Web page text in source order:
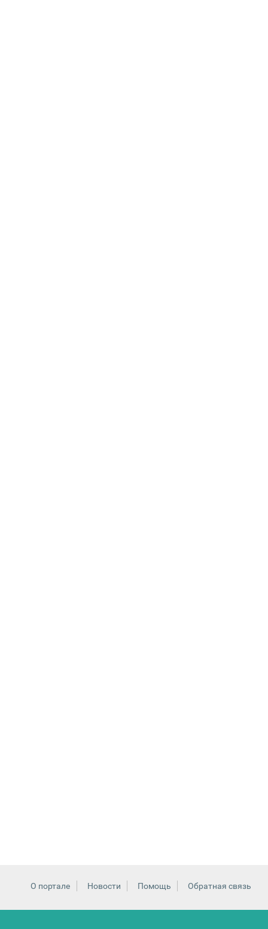
О портале Новости Помощь Обратная связь